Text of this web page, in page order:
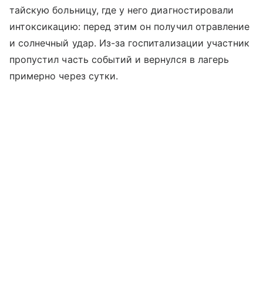
тайскую больницу, где у него диагностировали
интоксикацию: перед этим он получил отравление
и солнечный удар. Из-за госпитализации участник
пропустил часть событий и вернулся в лагерь
примерно через сутки.